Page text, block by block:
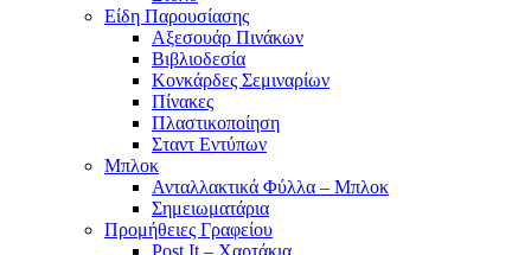
Είδη Παρουσίασης
Αξεσουάρ Πινάκων
Βιβλιοδεσία
Κονκάρδες Σεμιναρίων
Πίνακες
Πλαστικοποίηση
Σταντ Εντύπων
Μπλοκ
Ανταλλακτικά Φύλλα – Μπλοκ
Σημειωματάρια
Προμήθειες Γραφείου
Post It – Χαρτάκια